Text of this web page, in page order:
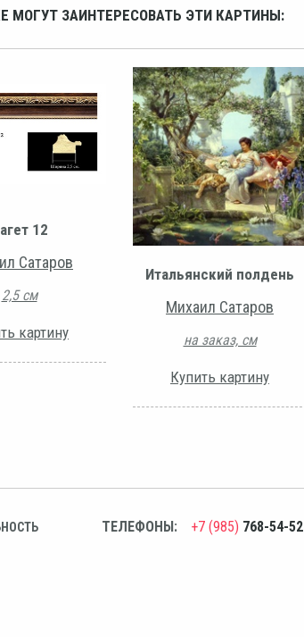
МОГУТ ЗАИНТЕРЕСОВАТЬ ЭТИ КАРТИНЫ:
12
Сатаров
2,5 см
картину
Итальянский полдень
Михаил Сатаров
на заказ, см
Купить картину
ТЕЛЕФОНЫ: +7 (985) 768-54-52